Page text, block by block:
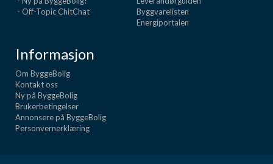
- Off-Topic ChitChat
Byggvarelisten
Energiportalen
Informasjon
Om ByggeBolig
Kontakt oss
Ny på ByggeBolig
Brukerbetingelser
Annonsere på ByggeBolig
Personvernerklæring